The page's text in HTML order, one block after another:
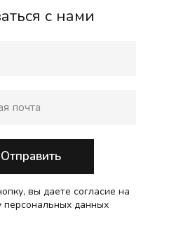
с нами
Отправить
вы даете согласие на
персональных данных